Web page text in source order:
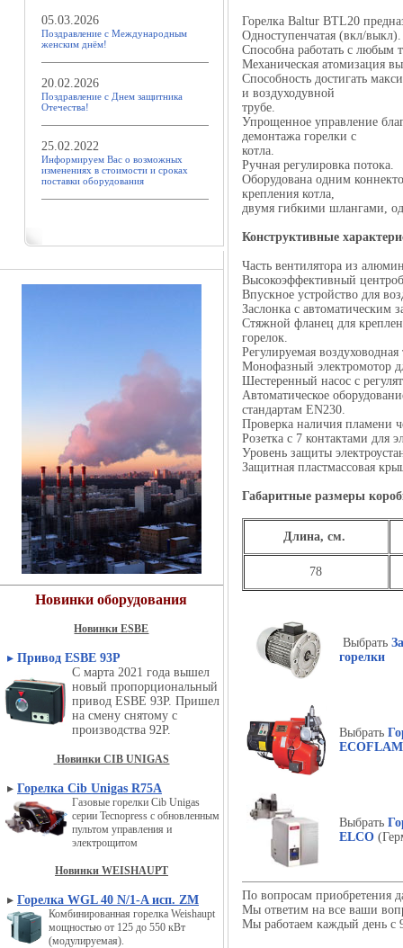
05.03.2026
Поздравление с Международным
женским днём!
20.02.2026
Поздравление с Днем защитника
Отечества!
25.02.2022
Информируем Вас о возможных
изменениях в стоимости и сроках
поставки оборудования
Новинки оборудования
Новинки ESBE
▸ Привод ESBE 93P
С марта 2021 года вышел
новый пропорциональный
привод ESBE 93P. Пришел
на смену снятому с
производства 92P.
Новинки CIB UNIGAS
▸ Горелка Cib Unigas R75A
Газовые горелки Cib Unigas
серии Tecnopress с обновленным
пультом управления и
электрощитом
Новинки WEISHAUPT
▸ Горелка WGL 40 N/1-A исп. ZM
Комбинированная горелка Weishaupt
мощностью от 125 до 550 кВт
(модулируемая).
Горелка Baltur BTL20
Одноступенчатая (вкл/выкл).
Способна работать с любым
Механическая атомизация
Способность достигать
и воздуходувной
трубе.
Упрощенное управление
демонтажа горелки с
котла.
Ручная регулировка потока.
Оборудована одним
крепления котла,
двумя гибкими шлангами,
Конструктивные
Часть вентилятора из
Высокоэффективный
Впускное устройство для
Заслонка с автоматическим
Стяжной фланец для
горелок.
Регулируемая
Монофазный электромотор
Шестеренный насос с
Автоматическое
стандартам EN230.
Проверка наличия пламени
Розетка с 7 контактами для
Уровень защиты
Защитная пластмассовая
Габаритные размеры
Длина, см.
78
Выбрать
горелки
Выбрать
ECOFLAM
Выбрать
ELCO
По вопросам приобретения
Мы ответим на все ваши
Мы работаем каждый день с